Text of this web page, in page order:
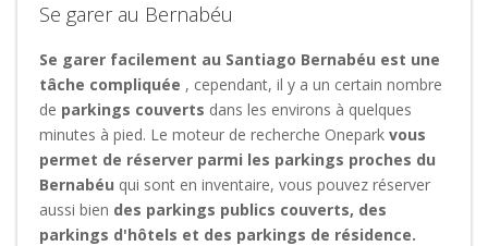
Se garer au Bernabéu
Se garer facilement au Santiago Bernabéu est une
tâche compliquée , cependant, il y a un certain nombre
de parkings couverts dans les environs à quelques
minutes à pied. Le moteur de recherche Onepark vous
permet de réserver parmi les parkings proches du
Bernabéu qui sont en inventaire, vous pouvez réserver
aussi bien des parkings publics couverts, des
parkings d'hôtels et des parkings de résidence.